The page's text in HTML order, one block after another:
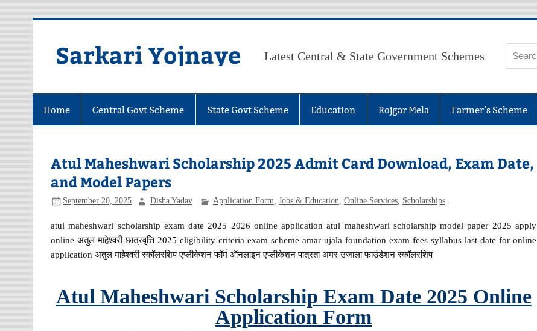
Sarkari Yojnaye Latest Central & State Government Schemes
Home Central Govt Scheme State Govt Scheme Education Rojgar Mela Farmer’s Scheme
Atul Maheshwari Scholarship 2025 Admit Card Download, Exam Date,
and Model Papers
September 20, 2025 Disha Yadav Application Form, Jobs & Education, Online Services, Scholarships
atul maheshwari scholarship exam date 2025 2026 online application atul maheshwari scholarship model paper 2025 apply
online अतुल माहेश्वरी छात्रवृत्ति 2025 eligibility criteria exam scheme amar ujala foundation exam fees syllabus last date for online
application अतुल माहेश्वरी स्कॉलरशिप एप्लीकेशन फॉर्म ऑनलाइन एप्लीकेशन पात्रता अमर उजाला फाउंडेशन स्कॉलरशिप
Atul Maheshwari Scholarship Exam Date 2025 Online
Application Form